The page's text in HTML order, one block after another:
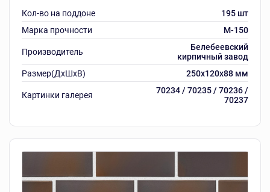
Кол-во на поддоне
195 шт
Марка прочности
M-150
Производитель
Белебеевский
кирпичный завод
Размер(ДхШхВ)
250х120х88 мм
Картинки галерея
70234 / 70235 / 70236 /
70237